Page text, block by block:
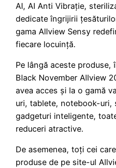
AI, AI Anti Vibrație,
dedicate îngrijirii
gama Allview Sensy
fiecare locuință.
Pe lângă aceste produse,
Black November Allview
avea acces și la o gamă
uri, tablete, notebook-uri,
gadgeturi inteligente,
reduceri atractive.
De asemenea, toți cei
produse de pe site-ul